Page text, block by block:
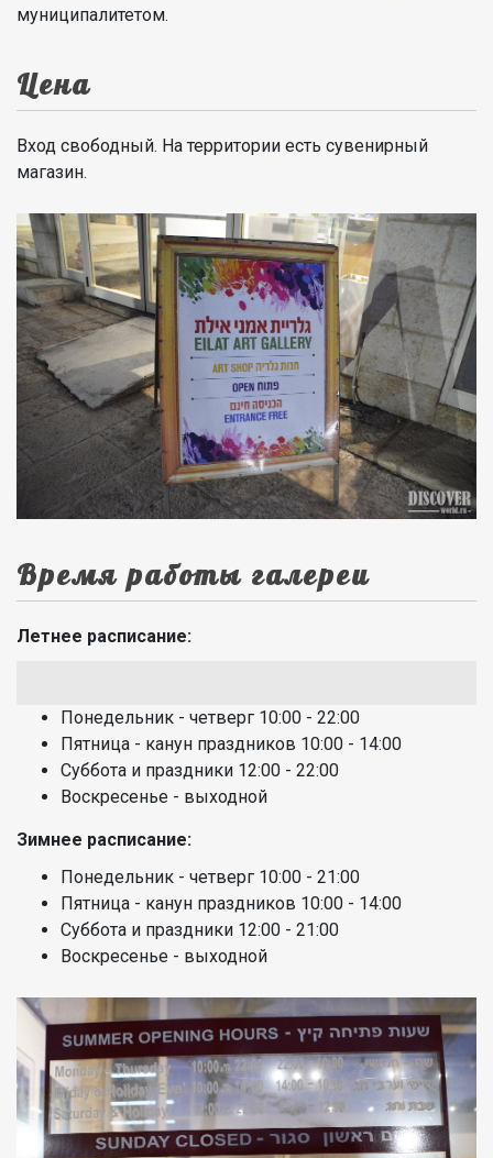
муниципалитетом.
Цена
Вход свободный. На территории есть сувенирный
магазин.
Время работы галереи
Летнее расписание:
Понедельник - четверг 10:00 - 22:00
Пятница - канун праздников 10:00 - 14:00
Суббота и праздники 12:00 - 22:00
Воскресенье - выходной
Зимнее расписание:
Понедельник - четверг 10:00 - 21:00
Пятница - канун праздников 10:00 - 14:00
Суббота и праздники 12:00 - 21:00
Воскресенье - выходной